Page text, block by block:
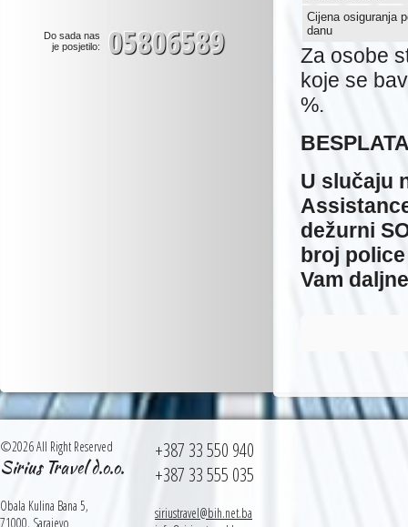
Do sada nas
je posjetilo:
05806589
Cijena osiguranja
danu
Za osobe
koje se
%.
U slučaju
dežurni
broj
Vam
©2026 All Right Reserved
Sirius Travel d.o.o.
Obala Kulina Bana 5,
71000, Sarajevo
+387 33 550 940
+387 33 555 035
siriustravel@bih.net.ba